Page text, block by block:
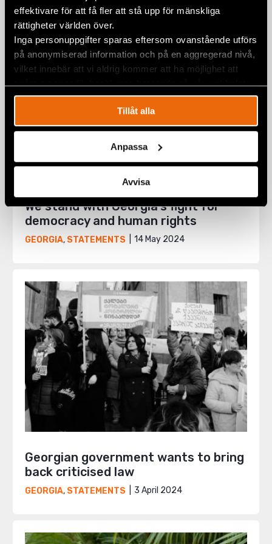
effektivare för att få fler att stå upp för mänskliga
rättigheter världen över.
Inga personuppgifter sparas eftersom ovanstående utförs
på anonymiserad information och på en aggregerad nivå,
vilket innebär att vi aldrig kommer att ha möjlighet att
spåra en specifik besökares beteende på vår webbplats.
Tillåt alla
Anpassa
Avvisa
We stand with Georgia’s fight for
democracy and human rights
GEORGIA, STATEMENTS 14 May 2024
Georgian government wants to bring
back criticised law
GEORGIA, STATEMENTS 3 April 2024